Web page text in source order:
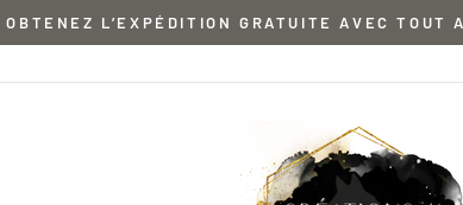
OBTENEZ L’EXPÉDITION GRATUITE AVEC TOUT